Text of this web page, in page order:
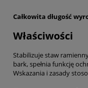
Całkowita długość
Właściwości
Stabilizuje staw
bark, spełnia funkcję
Wskazania i zasady